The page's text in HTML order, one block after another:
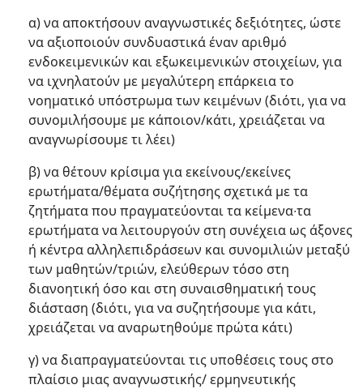
α) να αποκτήσουν αναγνωστικές δεξιότητες, ώστε
να αξιοποιούν συνδυαστικά έναν αριθμό
ενδοκειμενικών και εξωκειμενικών στοιχείων, για
να ιχνηλατούν με μεγαλύτερη επάρκεια το
νοηματικό υπόστρωμα των κειμένων (διότι, για να
συνομιλήσουμε με κάποιον/κάτι, χρειάζεται να
αναγνωρίσουμε τι λέει)
β) να θέτουν κρίσιμα για εκείνους/εκείνες
ερωτήματα/θέματα συζήτησης σχετικά με τα
ζητήματα που πραγματεύονται τα κείμενα∙τα
ερωτήματα να λειτουργούν στη συνέχεια ως άξονες
ή κέντρα αλληλεπιδράσεων και συνομιλιών μεταξύ
των μαθητών/τριών, ελεύθερων τόσο στη
διανοητική όσο και στη συναισθηματική τους
διάσταση (διότι, για να συζητήσουμε για κάτι,
χρειάζεται να αναρωτηθούμε πρώτα κάτι)
γ) να διαπραγματεύονται τις υποθέσεις τους στο
πλαίσιο μιας αναγνωστικής/ ερμηνευτικής